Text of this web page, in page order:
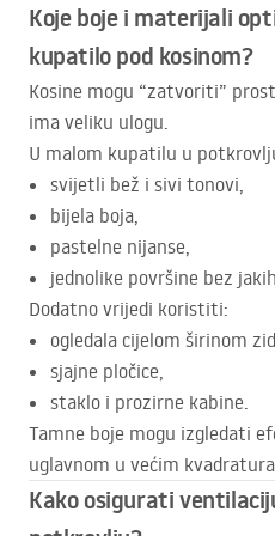
Koje boje i materijali
kupatilo pod kosinom?
Kosine mogu “zatvoriti”
ima veliku ulogu.
U malom kupatilu u
svijetli bež i sivi tonovi,
bijela boja,
pastelne nijanse,
jednolike površine bez
Dodatno vrijedi koristiti:
ogledala cijelom širinom
sjajne pločice,
staklo i prozirne kabine.
Tamne boje mogu izgledati
uglavnom u većim
Kako osigurati